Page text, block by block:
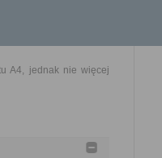
A4, jednak nie więcej